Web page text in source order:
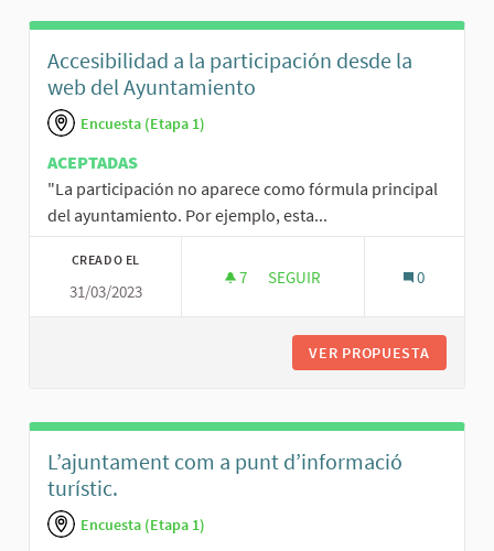
Accesibilidad a la participación desde la
web del Ayuntamiento
Encuesta (Etapa 1)
ACEPTADAS
"La participación no aparece como fórmula principal
del ayuntamiento. Por ejemplo, esta...
CREADO EL
31/03/2023
7 7 SEGUIDORAS
SEGUIR 0
VER PROPUESTA
L’ajuntament com a punt d’informació
turístic.
Encuesta (Etapa 1)